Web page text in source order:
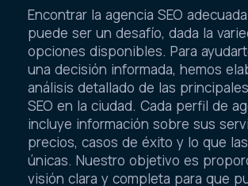
Encontrar la agencia SEO
puede ser un desafío, dada la
opciones disponibles. Para
una decisión informada, hemos
análisis detallado de las
SEO en la ciudad. Cada perfil de
incluye información sobre sus
precios, casos de éxito y lo que
únicas. Nuestro objetivo es
visión clara y completa para que